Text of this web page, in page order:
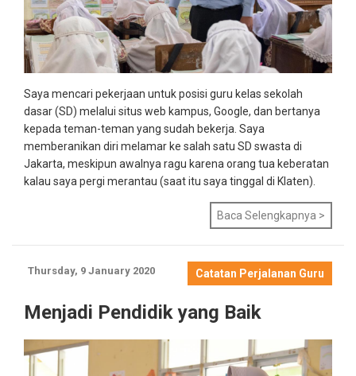
Saya mencari pekerjaan untuk posisi guru kelas sekolah
dasar (SD) melalui situs web kampus, Google, dan bertanya
kepada teman-teman yang sudah bekerja. Saya
memberanikan diri melamar ke salah satu SD swasta di
Jakarta, meskipun awalnya ragu karena orang tua keberatan
kalau saya pergi merantau (saat itu saya tinggal di Klaten).
Baca Selengkapnya >
Catatan Perjalanan Guru
Thursday, 9 January 2020
Menjadi Pendidik yang Baik